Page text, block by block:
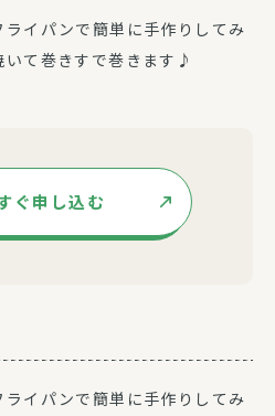
イパンで簡単に手作りしてみ
いて巻きすで巻きます♪
ぐ申し込む
イパンで簡単に手作りしてみ